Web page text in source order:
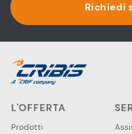
Richiedi
L'OFFERTA
Prodotti